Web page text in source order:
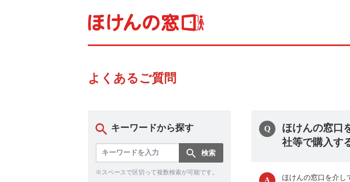
よくあるご質問
キーワードから探す
※スペースで区切って複数検索が可能です。
ほけんの窓口
社等で購入す
ほけんの窓口を介し